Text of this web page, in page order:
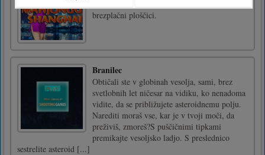
brezplačni ploščici.
Branilec
Obtičali ste v globinah vesolja, sami, brez
svetlobnih let ničesar na vidiku, ko nenadoma
vidite, da se približujete asteroidnemu polju.
Narediti moraš vse, kar je v tvoji moči, da
preživiš, zmoreš?S puščičnimi tipkami
premikajte vesoljsko ladjo. S preslednico
sestrelite asteroid [...]